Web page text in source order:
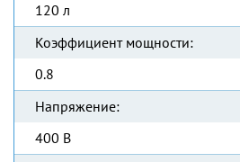
120 л
Коэффициент мощности:
0.8
Напряжение:
400 В